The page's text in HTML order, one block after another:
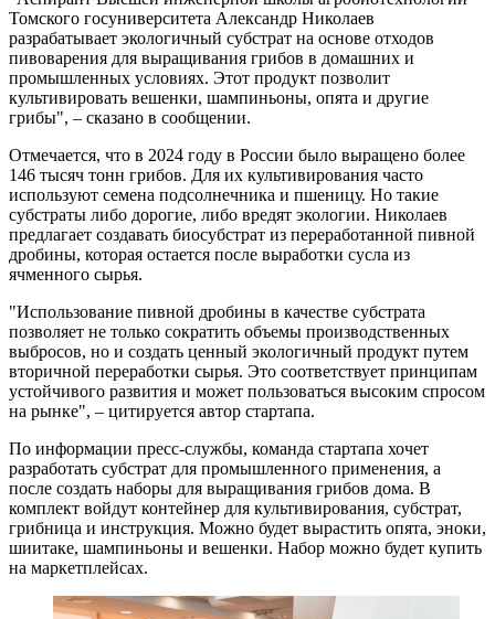
Томского госуниверситета Александр Николаев
разрабатывает экологичный субстрат на основе отходов
пивоварения для выращивания грибов в домашних и
промышленных условиях. Этот продукт позволит
культивировать вешенки, шампиньоны, опята и другие
грибы", – сказано в сообщении.
Отмечается, что в 2024 году в России было выращено более
146 тысяч тонн грибов. Для их культивирования часто
используют семена подсолнечника и пшеницу. Но такие
субстраты либо дорогие, либо вредят экологии. Николаев
предлагает создавать биосубстрат из переработанной пивной
дробины, которая остается после выработки сусла из
ячменного сырья.
"Использование пивной дробины в качестве субстрата
позволяет не только сократить объемы производственных
выбросов, но и создать ценный экологичный продукт путем
вторичной переработки сырья. Это соответствует принципам
устойчивого развития и может пользоваться высоким спросом
на рынке", – цитируется автор стартапа.
По информации пресс-службы, команда стартапа хочет
разработать субстрат для промышленного применения, а
после создать наборы для выращивания грибов дома. В
комплект войдут контейнер для культивирования, субстрат,
грибница и инструкция. Можно будет вырастить опята, эноки,
шиитаке, шампиньоны и вешенки. Набор можно будет купить
на маркетплейсах.